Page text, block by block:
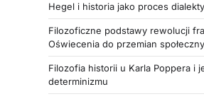
Hegel i historia jako proces
Filozoficzne podstawy rewolucji
Oświecenia do przemian
Filozofia historii u Karla Poppera i
determinizmu